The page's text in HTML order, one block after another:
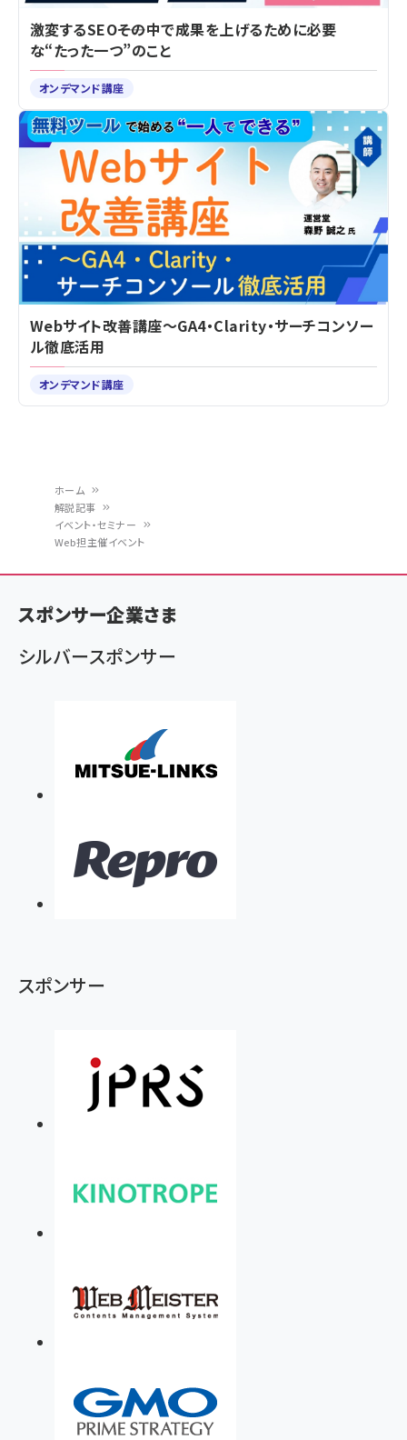
く
ず
ホーム
解説記事
イベント・セミナー
Web担主催イベント
激変するSEO――その中で成果を上げるために必要
な“たった一つ”のこと
オンデマンド講座
Webサイト改善講座～GA4・Clarity・サーチコンソー
ル徹底活用
オンデマンド講座
スポンサー企業さま
シルバースポンサー
スポンサー